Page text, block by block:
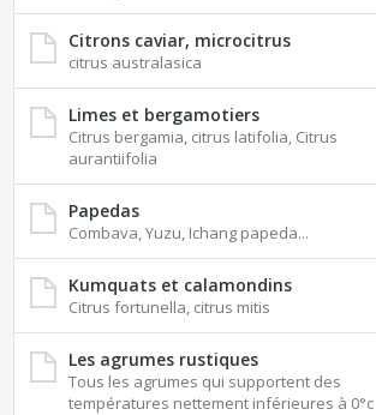
Citrons caviar, microcitrus
citrus australasica
Limes et bergamotiers
Citrus bergamia, citrus latifolia, Citrus
aurantiifolia
Papedas
Combava, Yuzu, Ichang papeda...
Kumquats et calamondins
Citrus fortunella, citrus mitis
Les agrumes rustiques
Tous les agrumes qui supportent des
températures nettement inférieures à 0°c